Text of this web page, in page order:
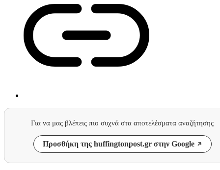
Για να μας βλέπεις πιο συχνά στα αποτελέσματα αναζήτησης
Προσθήκη της huffingtonpost.gr στην Google